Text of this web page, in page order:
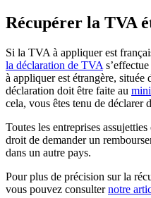
Récupérer la TVA
Si la TVA à appliquer est
la déclaration de TVA
à appliquer est étrangère,
déclaration doit être faite au
cela, vous êtes tenu de déclarer
Toutes les entreprises
droit de demander un
dans un autre pays.
Pour plus de précision sur la
vous pouvez consulternotre